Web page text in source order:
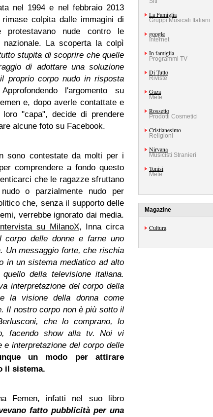
nel 1994 e nel febbraio 2013
colpita dalle immagini di
protestavano nude contro le
nazionale. La scoperta la colpì
stupita di scoprire che quelle
di adottare una soluzione
proprio corpo nudo in risposta
l'argomento su
e, dopo averle contattate e
"capa", decide di prendere
alcune foto su Facebook.
sono contestate da molti per i
comprendere a fondo questo
che le ragazze sfruttano
o parzialmente nudo per
che, senza il supporto delle
verrebbe ignorato dai media.
su MilanoX, Inna circa
corpo delle donne e farne uno
Un messaggio forte, che rischia
in un sistema mediatico ad alto
della televisione italiana.
interpretazione del corpo della
la visione della donna come
Il nostro corpo non è più sotto il
che lo comprano, lo
facendo show alla tv. Noi vi
e interpretazione del corpo delle
un modo per attirare
il sistema.
Femen, infatti nel suo libro
fatto pubblicità per una
La Famiglia
Gruppi Musicali Italiani
google
Internet
In famiglia
Programmi TV
Di Tutto
Riviste
Gaza
Mete
Rossetto
Prodotti Cosmetici
Cristianesimo
Religioni
Nirvana
Musicisti Stranieri
Tunisi
Mete
Magazine
Cultura